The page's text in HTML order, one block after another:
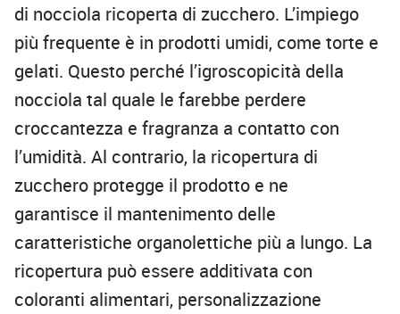
di nocciola ricoperta di zucchero. L’impiego
più frequente è in prodotti umidi, come torte e
gelati. Questo perché l’igroscopicità della
nocciola tal quale le farebbe perdere
croccantezza e fragranza a contatto con
l’umidità. Al contrario, la ricopertura di
zucchero protegge il prodotto e ne
garantisce il mantenimento delle
caratteristiche organolettiche più a lungo. La
ricopertura può essere additivata con
coloranti alimentari, personalizzazione